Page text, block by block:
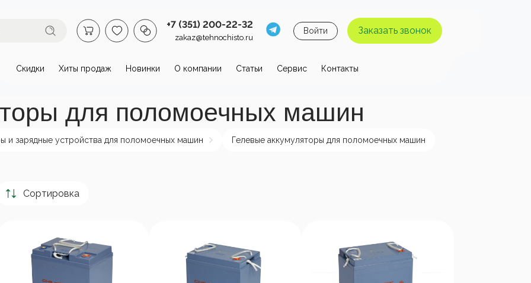
+7 (351) 200-22-32
zakaz@tehnochisto.ru
Войти Заказать звонок
бытовые
Автономные
давления
Аппараты высокого
нагрева воды
Аппараты высокого
нагревом воды
Скидки Хиты продаж Новинки О компании Статьи Сервис Контакты
для поломоечных машин
и зарядные устройства для поломоечных машин Гелевые аккумуляторы для поломоечных машин
Сортировка